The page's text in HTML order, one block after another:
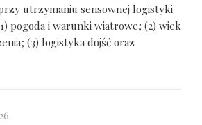
utrzymaniu sensownej logistyki
pogoda i warunki wiatrowe; (2) wiek
(3) logistyka dojść oraz